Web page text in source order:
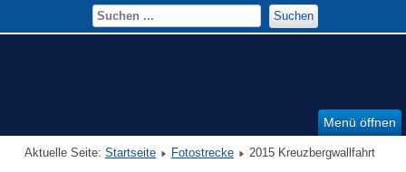
Menü öffnen
Suchen
Aktuelle Seite: Startseite Fotostrecke 2015 Kreuzbergwallfahrt